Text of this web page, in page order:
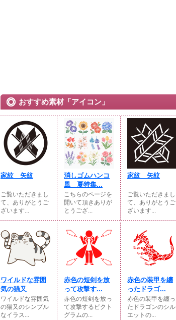
おすすめ素材「アイコン」
家紋 矢紋
ご覧いただきまし
て、ありがとうご
ざいます...
消しゴムハンコ
風 夏特集...
こちらのページを
開いて頂きありが
とうござ...
家紋 矢紋
ご覧いただきまし
て、ありがとうご
ざいます...
ワイルドな雰囲
気の猫又
ワイルドな雰囲気
の猫又のシンプル
なイラス...
赤色の短剣を放
って攻撃す...
赤色の短剣を放っ
て攻撃するピクト
グラムの...
赤色の装甲を纏
ったドラゴ...
赤色の装甲を纏っ
たドラゴンのシル
エットの...